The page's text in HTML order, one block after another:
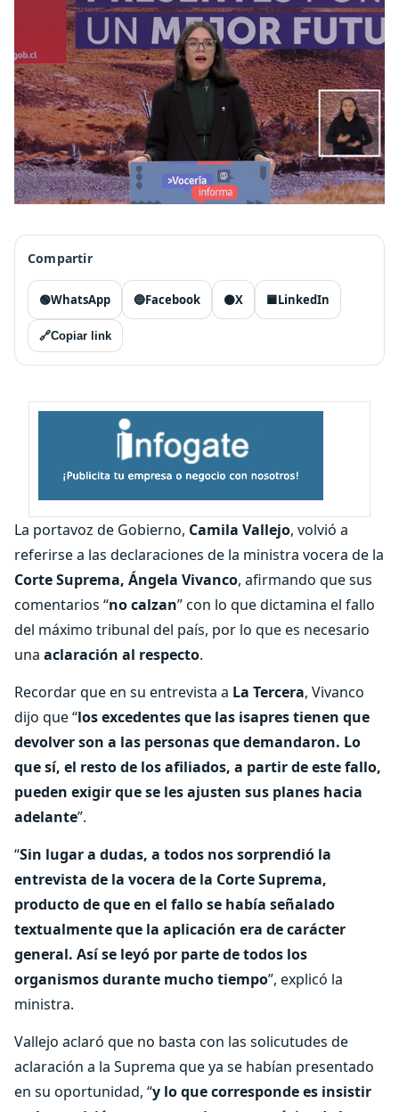
Compartir
🟢WhatsApp 🔵Facebook ⚫X 🟦LinkedIn
🔗Copiar link
La portavoz de Gobierno, Camila Vallejo, volvió a
referirse a las declaraciones de la ministra vocera de la
Corte Suprema, Ángela Vivanco, afirmando que sus
comentarios “no calzan” con lo que dictamina el fallo
del máximo tribunal del país, por lo que es necesario
una aclaración al respecto.
Recordar que en su entrevista a La Tercera, Vivanco
dijo que “los excedentes que las isapres tienen que
devolver son a las personas que demandaron. Lo
que sí, el resto de los afiliados, a partir de este fallo,
pueden exigir que se les ajusten sus planes hacia
adelante”.
“Sin lugar a dudas, a todos nos sorprendió la
entrevista de la vocera de la Corte Suprema,
producto de que en el fallo se había señalado
textualmente que la aplicación era de carácter
general. Así se leyó por parte de todos los
organismos durante mucho tiempo”, explicó la
ministra.
Vallejo aclaró que no basta con las solicutudes de
aclaración a la Suprema que ya se habían presentado
en su oportunidad, “y lo que corresponde es insistir